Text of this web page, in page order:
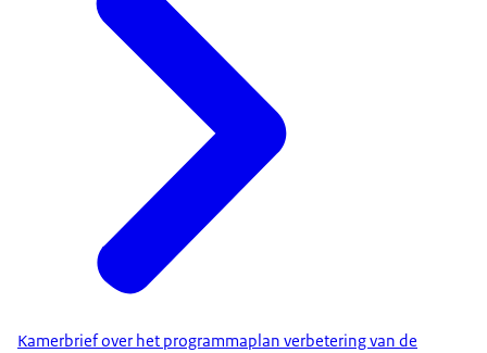
Kamerbrief over het programmaplan verbetering van de